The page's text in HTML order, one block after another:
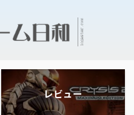
レビュー